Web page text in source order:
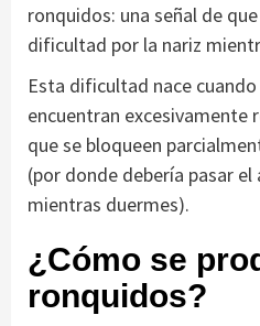
ronquidos: una señal de
dificultad por la nariz
Esta dificultad nace
encuentran excesivamente
que se bloqueen
(por donde debería pasar
mientras duermes).
¿Cómo se
ronquidos?